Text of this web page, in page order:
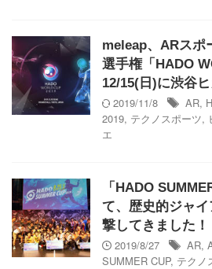
meleap、ARスポ
選手権「HADO
12/15(日)に渋谷
2019/11/8
AR,
2019, テクノスポーツ,
エ
「HADO
て、歴史的ジャ
撃してきました！
2019/8/27
AR,
SUMMER CUP, テクノ